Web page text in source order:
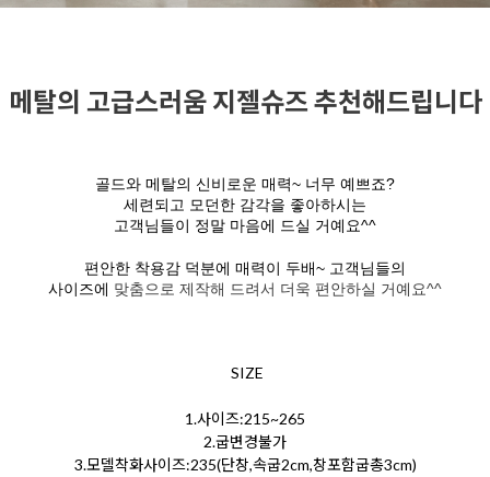
메탈의 고급스러움 지젤슈즈 추천해드립니다
골드와 메탈의 신비로운 매력~ 너무 예쁘죠?
세련되고 모던한 감각을 좋아하시는
고객님들이 정말 마음에 드실 거예요^^
편안한 착용감 덕분에 매력이 두배~ 고객님들의
사이즈에 맞춤으로 제작해 드려서 더욱 편안하실 거예요^^
SIZE
1.사이즈:215~265
2.굽변경불가
3.모델착화사이즈:235(단창,속굽2cm,창포함굽총3cm)